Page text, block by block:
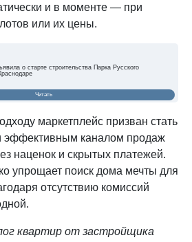
и в моменте — при
или их цены.
о старте строительства Парка Русского
Читать
маркетплейс призван стать
эффективным каналом продаж
наценок и скрытых платежей.
упрощает поиск дома мечты для
отсутствию комиссий
квартир от застройщика